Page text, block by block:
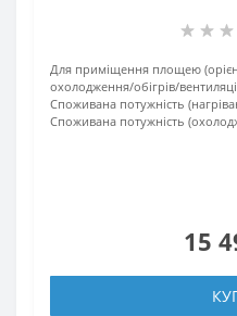
Для приміщення площею
охолодження/обігрів/
Споживана потужність
Споживана потужність
15